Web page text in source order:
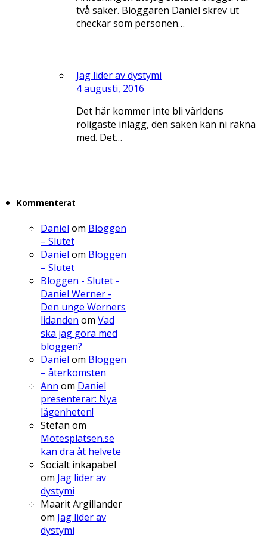
två saker. Bloggaren Daniel skrev ut
checkar som personen…
Jag lider av dystymi
4 augusti, 2016
Det här kommer inte bli världens
roligaste inlägg, den saken kan ni räkna
med. Det…
Kommenterat
Daniel om Bloggen
– Slutet
Daniel om Bloggen
– Slutet
Bloggen - Slutet -
Daniel Werner -
Den unge Werners
lidanden om Vad
ska jag göra med
bloggen?
Daniel om Bloggen
– återkomsten
Ann om Daniel
presenterar: Nya
lägenheten!
Stefan om
Mötesplatsen.se
kan dra åt helvete
Socialt inkapabel
om Jag lider av
dystymi
Maarit Argillander
om Jag lider av
dystymi